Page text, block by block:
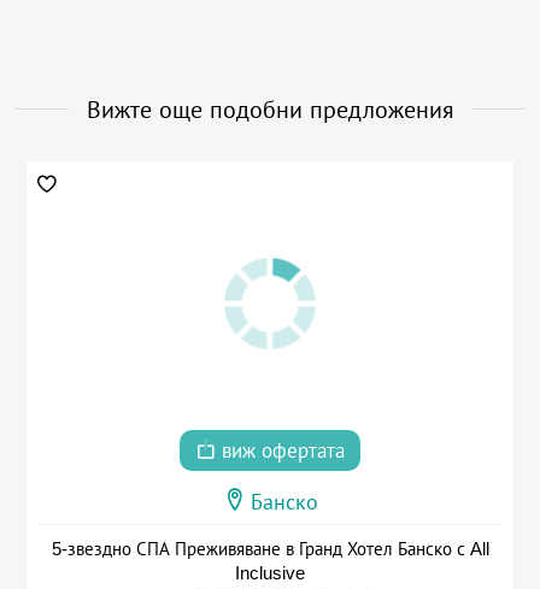
Вижте още подобни предложения
виж офертата
Банско
5-звездно СПА Преживяване в Гранд Хотел Банско с All
Inclusive